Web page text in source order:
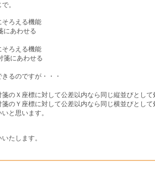
。
そろえる機能
あわせる
ろえる機能
にあわせる
るのですが・・・
座標に対して公差以内なら同じ縦並びとして
座標に対して公差以内なら同じ横並びとして
思います。
たします。